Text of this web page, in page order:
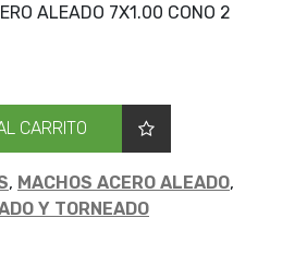
ALEADO 7X1.00 CONO 2
CARRITO
, MACHOS ACERO ALEADO,
Y TORNEADO